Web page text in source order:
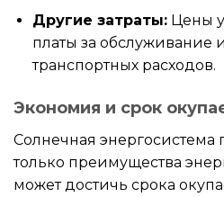
Другие затраты:Цены
платы за обслуживание
транспортных расходов.
Экономия и срок
Солнечная энергосистема
только преимущества
может достичь срока